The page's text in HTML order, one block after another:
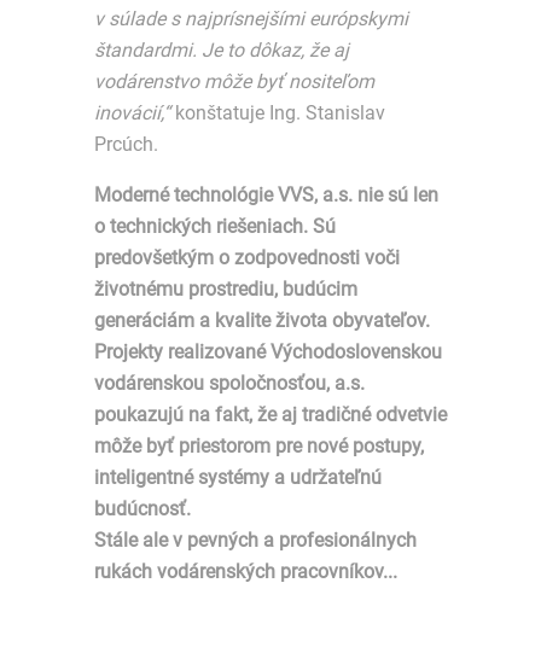
v súlade s najprísnejšími európskymi
štandardmi. Je to dôkaz, že aj
vodárenstvo môže byť nositeľom
inovácií,“konštatuje Ing. Stanislav
Prcúch.
Moderné technológie VVS, a.s. nie sú len
o technických riešeniach. Sú
predovšetkým o zodpovednosti voči
životnému prostrediu, budúcim
generáciám a kvalite života obyvateľov.
Projekty realizované Východoslovenskou
vodárenskou spoločnosťou, a.s.
poukazujú na fakt, že aj tradičné odvetvie
môže byť priestorom pre nové postupy,
inteligentné systémy a udržateľnú
budúcnosť.
Stále ale v pevných a profesionálnych
rukách vodárenských pracovníkov...